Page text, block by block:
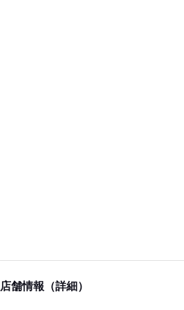
店舗情報（詳細）